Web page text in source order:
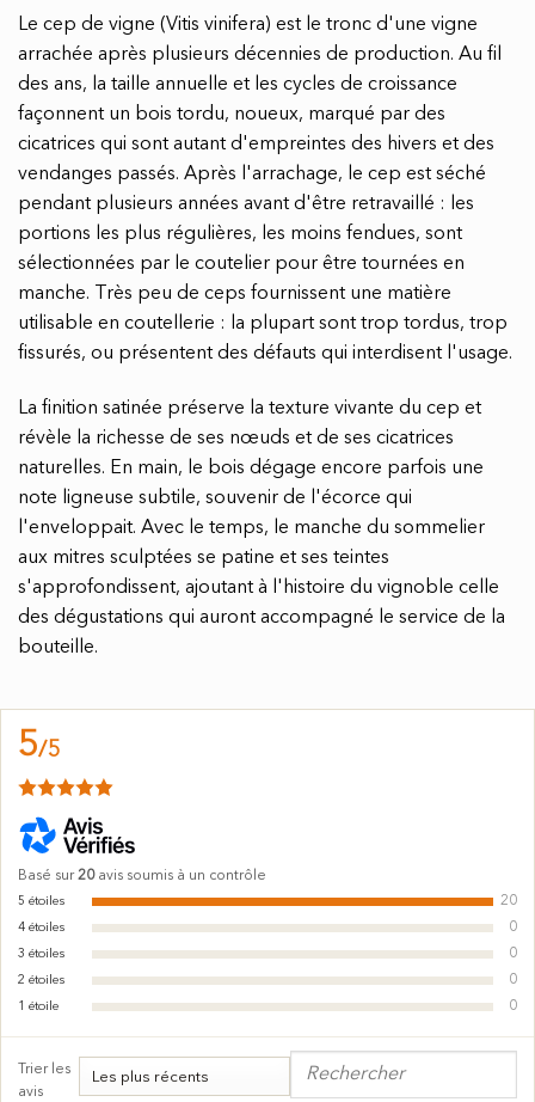
Le cep de vigne (Vitis vinifera) est le tronc d'une vigne
arrachée après plusieurs décennies de production. Au fil
des ans, la taille annuelle et les cycles de croissance
façonnent un bois tordu, noueux, marqué par des
cicatrices qui sont autant d'empreintes des hivers et des
vendanges passés. Après l'arrachage, le cep est séché
pendant plusieurs années avant d'être retravaillé : les
portions les plus régulières, les moins fendues, sont
sélectionnées par le coutelier pour être tournées en
manche. Très peu de ceps fournissent une matière
utilisable en coutellerie : la plupart sont trop tordus, trop
fissurés, ou présentent des défauts qui interdisent l'usage.
La finition satinée préserve la texture vivante du cep et
révèle la richesse de ses nœuds et de ses cicatrices
naturelles. En main, le bois dégage encore parfois une
note ligneuse subtile, souvenir de l'écorce qui
l'enveloppait. Avec le temps, le manche du sommelier
aux mitres sculptées se patine et ses teintes
s'approfondissent, ajoutant à l'histoire du vignoble celle
des dégustations qui auront accompagné le service de la
bouteille.
5/5
Basé sur20avis soumis à un contrôle
5 étoiles 20
4 étoiles 0
3 étoiles 0
2 étoiles 0
1 étoile 0
Trier les
avis